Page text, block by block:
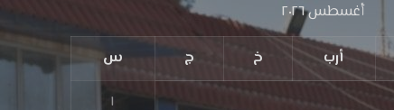
أغسطس ٢٠٢٦
أرب خ ج
س
١